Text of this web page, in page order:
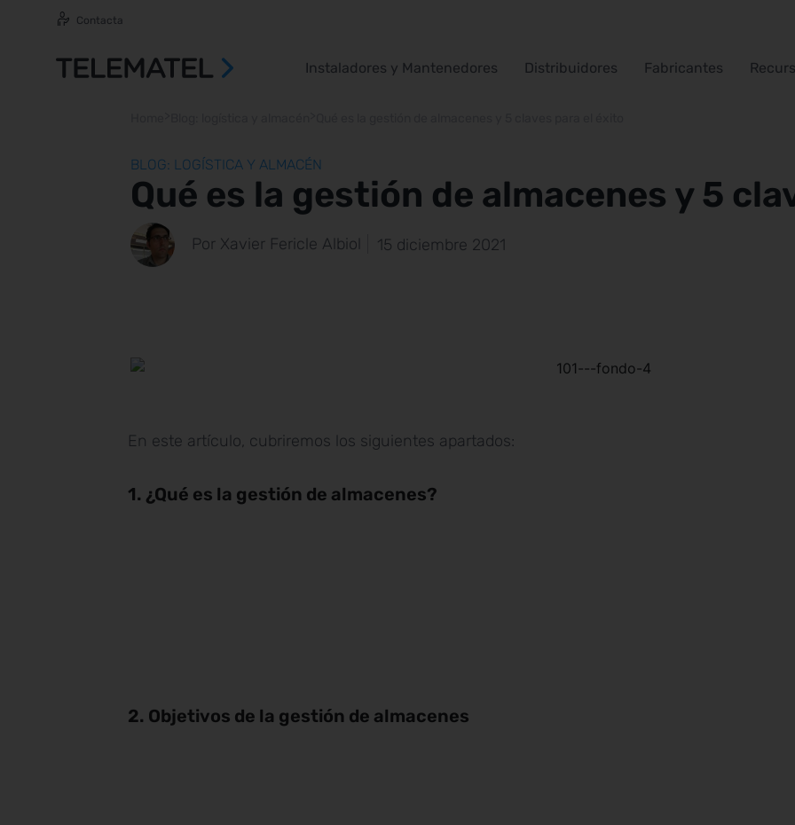
Contacta
Instaladores y Mantenedores Distribuidores Fabricantes
BLOG: LOGÍSTICA Y ALMACÉN
Qué es la gestión de almacenes y 5
Por Xavier Fericle Albiol 15 diciembre 2021
En este artículo, cubriremos los siguientes apartados:
1. ¿Qué es la gestión de almacenes?
2. Objetivos de la gestión de almacenes